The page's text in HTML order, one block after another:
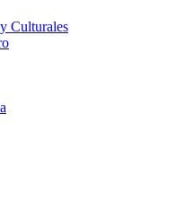
Culturales